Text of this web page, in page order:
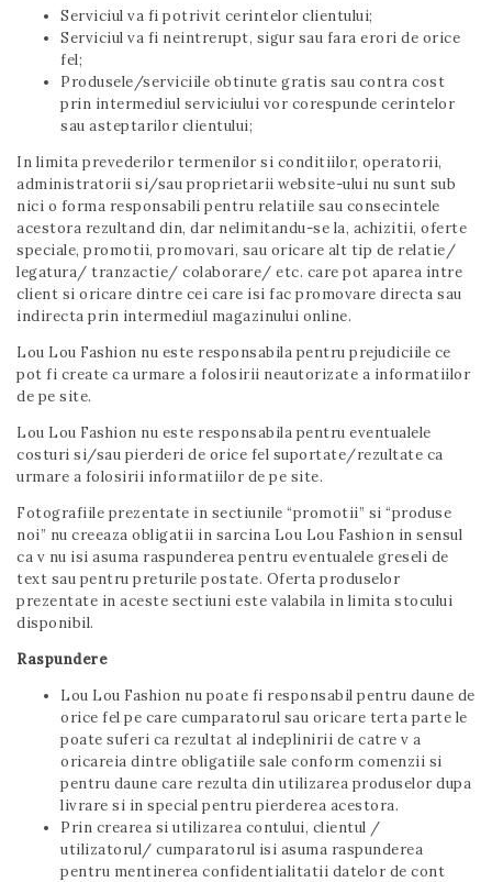
Serviciul va fi potrivit cerintelor clientului;
Serviciul va fi neintrerupt, sigur sau fara erori de orice
fel;
Produsele/serviciile obtinute gratis sau contra cost
prin intermediul serviciului vor corespunde cerintelor
sau asteptarilor clientului;
In limita prevederilor termenilor si conditiilor, operatorii,
administratorii si/sau proprietarii website-ului nu sunt sub
nici o forma responsabili pentru relatiile sau consecintele
acestora rezultand din, dar nelimitandu-se la, achizitii, oferte
speciale, promotii, promovari, sau oricare alt tip de relatie/
legatura/ tranzactie/ colaborare/ etc. care pot aparea intre
client si oricare dintre cei care isi fac promovare directa sau
indirecta prin intermediul magazinului online.
Lou Lou Fashion nu este responsabila pentru prejudiciile ce
pot fi create ca urmare a folosirii neautorizate a informatiilor
de pe site.
Lou Lou Fashion nu este responsabila pentru eventualele
costuri si/sau pierderi de orice fel suportate/rezultate ca
urmare a folosirii informatiilor de pe site.
Fotografiile prezentate in sectiunile “promotii” si “produse
noi” nu creeaza obligatii in sarcina Lou Lou Fashion in sensul
ca v nu isi asuma raspunderea pentru eventualele greseli de
text sau pentru preturile postate. Oferta produselor
prezentate in aceste sectiuni este valabila in limita stocului
disponibil.
Raspundere
Lou Lou Fashion nu poate fi responsabil pentru daune de
orice fel pe care cumparatorul sau oricare terta parte le
poate suferi ca rezultat al indeplinirii de catre v a
oricareia dintre obligatiile sale conform comenzii si
pentru daune care rezulta din utilizarea produselor dupa
livrare si in special pentru pierderea acestora.
Prin crearea si utilizarea contului, clientul /
utilizatorul/ cumparatorul isi asuma raspunderea
pentru mentinerea confidentialitatii datelor de cont